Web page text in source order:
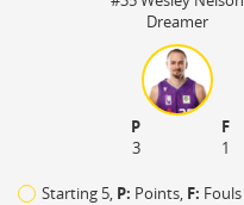
Dreamer
P
F
3
1
Starting 5, P: Points, F: Fouls